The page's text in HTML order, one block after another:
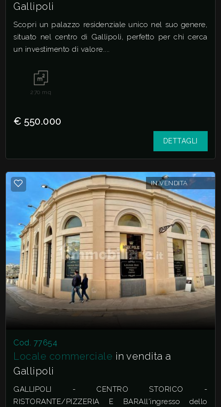
Gallipoli
Scopri un palazzo residenziale unico nel suo genere,
situato nel centro di Gallipoli, perfetto per chi cerca
un investimento di valore....
270 mq
€ 550.000
DETTAGLI
IN VENDITA
Cod. 77654
Locale commerciale in vendita a
Gallipoli
GALLIPOLI - CENTRO STORICO -
RISTORANTE/PIZZERIA E BARAll'ingresso dello